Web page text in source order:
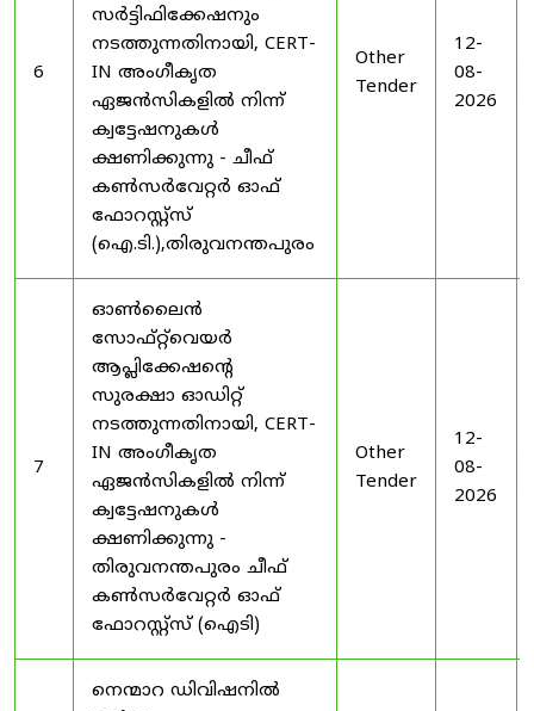
6
സർട്ടിഫിക്കേഷനും
നടത്തുന്നതിനായി, CERT-
IN അംഗീകൃത
ഏജൻസികളിൽ നിന്ന്
ക്വട്ടേഷനുകൾ
ക്ഷണിക്കുന്നു - ചീഫ്
കൺസർവേറ്റർ ഓഫ്
ഫോറസ്റ്റ്സ്
(ഐ.ടി.),തിരുവനന്തപുരം
Other
Tender
12-
08-
2026
7
ഓൺലൈൻ
സോഫ്റ്റ്‌വെയർ
ആപ്ലിക്കേഷന്റെ
സുരക്ഷാ ഓഡിറ്റ്
നടത്തുന്നതിനായി, CERT-
IN അംഗീകൃത
ഏജൻസികളിൽ നിന്ന്
ക്വട്ടേഷനുകൾ
ക്ഷണിക്കുന്നു -
തിരുവനന്തപുരം ചീഫ്
കൺസർവേറ്റർ ഓഫ്
ഫോറസ്റ്റ്സ് (ഐടി)
Other
Tender
12-
08-
2026
നെന്മാറ ഡിവിഷനിൽ